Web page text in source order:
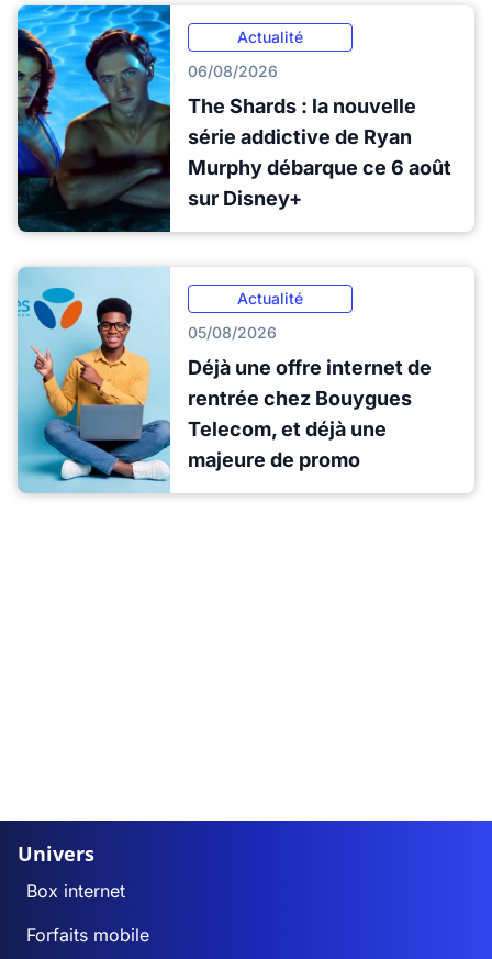
Actualité
06/08/2026
The Shards : la nouvelle
série addictive de Ryan
Murphy débarque ce 6 août
sur Disney+
Actualité
05/08/2026
Déjà une offre internet de
rentrée chez Bouygues
Telecom, et déjà une
majeure de promo
Univers
Box internet
Forfaits mobile